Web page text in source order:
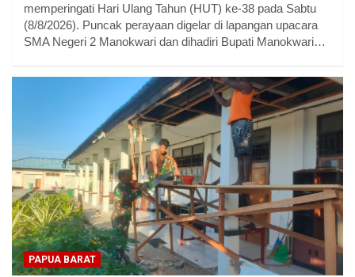
memperingati Hari Ulang Tahun (HUT) ke-38 pada Sabtu
(8/8/2026). Puncak perayaan digelar di lapangan upacara
SMA Negeri 2 Manokwari dan dihadiri Bupati Manokwari…
PAPUA BARAT